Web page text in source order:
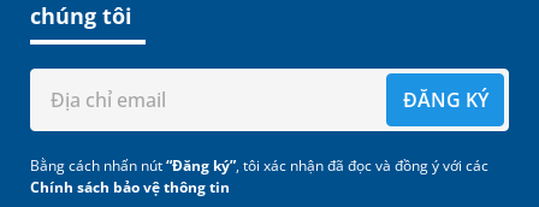
chúng tôi
ĐĂNG KÝ
Bằng cách nhấn nút“Đăng ký”, tôi xác nhận đã đọc và đồng ý với các
Chính sách bảo vệ thông tin